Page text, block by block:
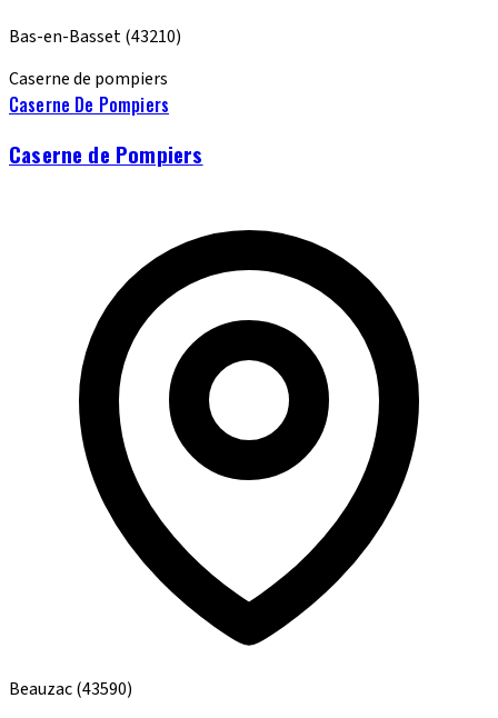
Bas-en-Basset(43210)
Caserne de pompiers
Caserne De Pompiers
Caserne de Pompiers
Beauzac(43590)